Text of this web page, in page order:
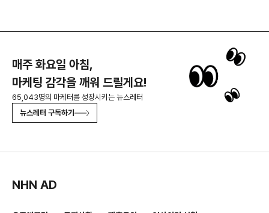
매주 화요일 아침,
마케팅 감각을 깨워 드릴게요!
65,043명의 마케터를 성장시키는 뉴스레터
뉴스레터 구독하기
NHN AD